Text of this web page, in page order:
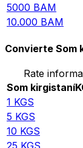
5000 BAM
10.000 BAM
Convierte Som
Rate
Som kirgistaní
1 KGS
5 KGS
10 KGS